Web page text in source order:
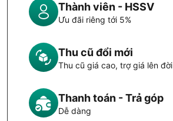
Thành viên - HSSV
Ưu đãi riêng tới 5%
Thu cũ đổi mới
Thu cũ giá cao, trợ giá lên đời
Thanh toán - Trả góp
Dễ dàng